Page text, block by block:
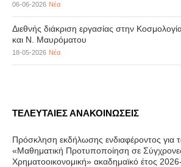
06-06-2026 Νέα
Διεθνής διάκριση εργασίας στην
και Ν. Μαυρόματου
18-05-2026 Νέα
ΤΕΛΕΥΤΑΙΕΣ ΑΝΑΚΟΙΝΩΣΕΙΣ
Πρόσκληση εκδήλωσης ενδιαφέροντος για
«Μαθηματική Προτυποποίηση σε Σύγχρονες
Χρηματοοικονομική» ακαδημαϊκό έτος